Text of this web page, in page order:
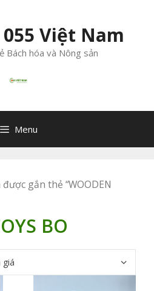
Việt Nam
Bách hóa và Nông sản
Menu
gắn thẻ “WOODEN
BO